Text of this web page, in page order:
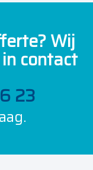
Wij
contact
23